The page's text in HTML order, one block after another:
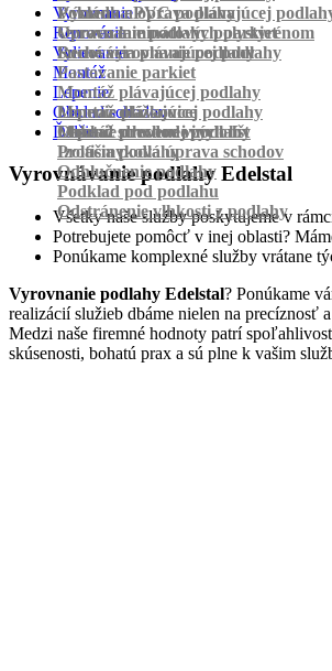
Pokládka PVC podlahy
Výmena a oprava plávajúcej
Oprava laminátových parkiet
Vyrovnanie
Vyrovnanie podlahy polystyrénom
Suché vyrovnanie podlahy
Renovácia
Renovácia plávajúcej podlahy
Pastovanie parkiet
Vylievanie
Montáž
Montáž plávajúcej podlahy
Montáž dlážkovice
Montáž prechodových líšt
Lepenie
Lepenie plávajúcej podlahy
Lepenie drevenej podlahy
Obklad schodov
Obklad schodov vinylom
Protišmyková úprava schodov
Ďalšie
Izolácia podlahy
Odhlučnenie podlahy
Podklad pod podlahu
Odstránenie vlhkosti z podlahy
Vyrovnávanie podlahy Edelstal
Všetky naše služby poskytujeme v
Potrebujete pomôcť v inej oblasti?
Ponúkame komplexné služby vrátane
Vyrovnanie podlahy Edelstal? Ponúkame
realizácií služieb dbáme nielen na precíznosť
Medzi naše firemné hodnoty patrí
skúsenosti, bohatú prax a sú plne k vašim